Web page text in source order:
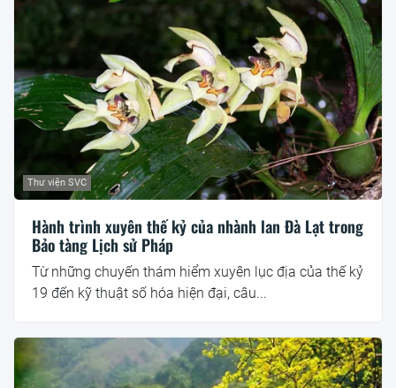
Thư viện SVC
Hành trình xuyên thế kỷ của nhành lan Đà Lạt trong
Bảo tàng Lịch sử Pháp
Từ những chuyến thám hiểm xuyên lục địa của thế kỷ
19 đến kỹ thuật số hóa hiện đại, câu...